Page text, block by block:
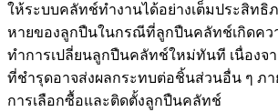
ให้ระบบคลัทช์ทำงานได้อย่างเต็มประสิทธิ
หายของลูกปืนในกรณีที่ลูกปืนคลัทช์เกิดคว
ทำการเปลี่ยนลูกปืนคลัทช์ใหม่ทันที เนื่องจ
ที่ชำรุดอาจส่งผลกระทบต่อชิ้นส่วนอื่น ๆ ภ
การเลือกซื้อและติดตั้งลูกปืนคลัทช์